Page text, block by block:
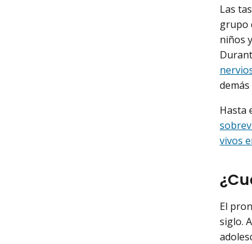
Las
grupo
niños
Hasta
vivos
El
siglo.